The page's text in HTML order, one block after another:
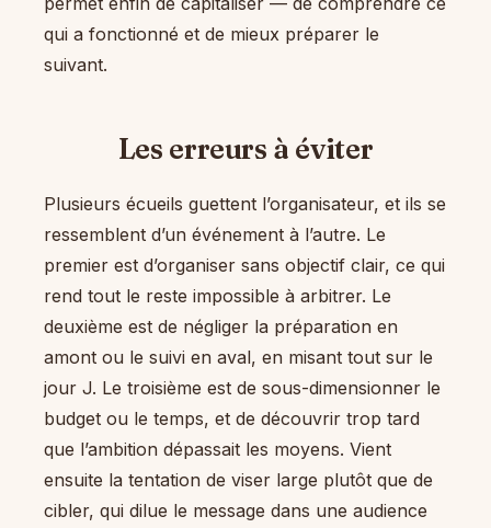
qui a fonctionné et de mieux préparer le
suivant.
Les erreurs à éviter
Plusieurs écueils guettent l’organisateur, et ils se
ressemblent d’un événement à l’autre. Le
premier est d’organiser sans objectif clair, ce qui
rend tout le reste impossible à arbitrer. Le
deuxième est de négliger la préparation en
amont ou le suivi en aval, en misant tout sur le
jour J. Le troisième est de sous-dimensionner le
budget ou le temps, et de découvrir trop tard
que l’ambition dépassait les moyens. Vient
ensuite la tentation de viser large plutôt que de
cibler, qui dilue le message dans une audience